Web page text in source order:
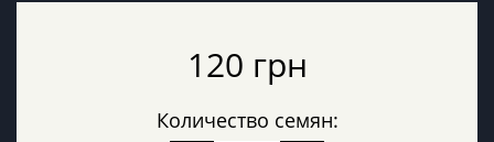
120 грн
Количество семян: